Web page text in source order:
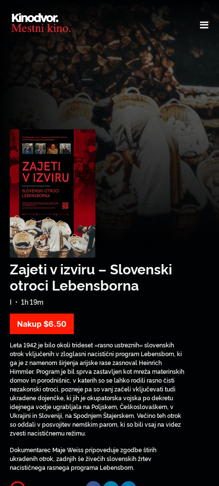
Zajeti v izviru – Slovenski
otroci Lebensborna
I • 1h 19m
Nakup $6.50
Leta 1942 je bilo okoli trideset »rasno ustreznih« slovenskih
otrok vključenih v zloglasni nacistični program Lebensborn, ki
ga je z namenom širjenja arijske rase zasnoval Heinrich
Himmler. Program je bil sprva zastavljen kot mreža materinskih
domov in porodnišnic, v katerih so se lahko rodili rasno čisti
nezakonski otroci, pozneje pa so vanj začeli vključevati tudi
ukradene dojenčke, ki jih je okupatorska vojska po dekretu
idejnega vodje ugrabljala na Poljskem, Češkoslovaškem, v
Ukrajini in Sloveniji, na Spodnjem Štajerskem. Večino teh otrok
so oddali v posvojitev nemškim parom, ki so bili vsaj na videz
zvesti nacističnemu režimu.
Dokumentarec Maje Weiss pripoveduje zgodbe štirih
ukradenih otrok, zadnjih še živečih slovenskih žrtev
nacističnega rasnega programa Lebensborn.